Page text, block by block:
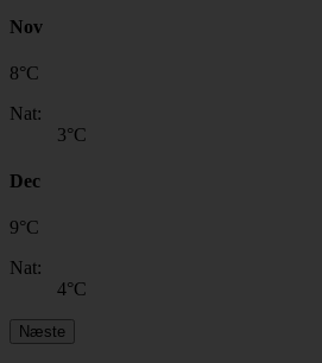
Nov
8°C
Nat:
3°C
Dec
9°C
Nat:
4°C
Næste